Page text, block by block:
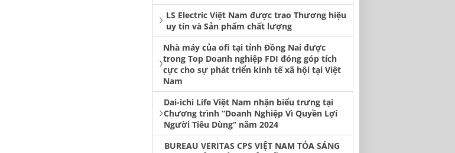
LS Electric Việt Nam được trao Thương hiệu
uy tín và Sản phẩm chất lượng
Nhà máy của ofi tại tỉnh Đồng Nai được
trong Top Doanh nghiệp FDI đóng góp tích
cực cho sự phát triển kinh tế xã hội tại Việt
Nam
Dai-ichi Life Việt Nam nhận biểu trưng tại
Chương trình “Doanh Nghiệp Vì Quyền Lợi
Người Tiêu Dùng” năm 2024
BUREAU VERITAS CPS VIỆT NAM TỎA SÁNG